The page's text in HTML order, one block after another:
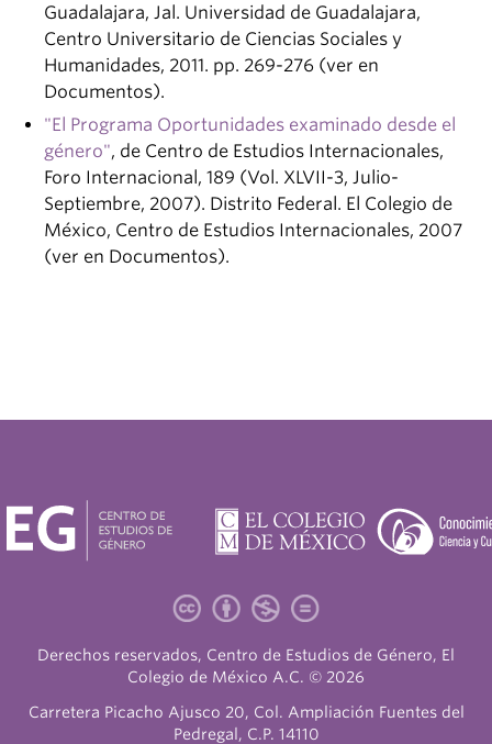
Guadalajara, Jal. Universidad de Guadalajara,
Centro Universitario de Ciencias Sociales y
Humanidades, 2011. pp. 269-276 (ver en
Documentos).
"El Programa Oportunidades examinado desde el
género", de Centro de Estudios Internacionales,
Foro Internacional, 189 (Vol. XLVII-3, Julio-
Septiembre, 2007). Distrito Federal. El Colegio de
México, Centro de Estudios Internacionales, 2007
(ver en Documentos).
Derechos reservados, Centro de Estudios de Género, El
Colegio de México A.C. © 2026
Carretera Picacho Ajusco 20, Col. Ampliación Fuentes del
Pedregal, C.P. 14110